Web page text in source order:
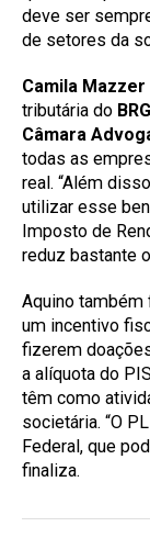
deve ser
de setores da
Camila
tributária do
Câmara
todas as
real. “Além
utilizar esse
Imposto de
reduz bastante
Aquino também
um incentivo
fizerem
a alíquota do
têm como
societária. “O
Federal, que
finaliza.